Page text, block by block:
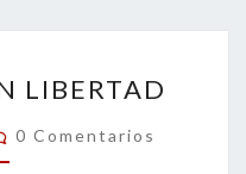
LIBERTAD
Comentarios
0 Comentarios